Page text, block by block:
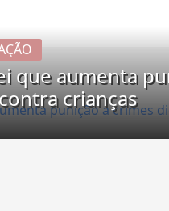
que aumenta
crianças